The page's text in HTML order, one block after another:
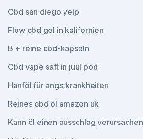
Cbd san diego yelp
Flow cbd gel in kalifornien
B + reine cbd-kapseln
Cbd vape saft in juul pod
Hanföl für angstkrankheiten
Reines cbd öl amazon uk
Kann öl einen ausschlag verursachen_